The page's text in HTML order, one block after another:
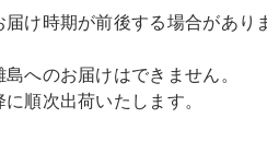
け時期が前後する場合があり
へのお届けはできません。
順次出荷いたします。